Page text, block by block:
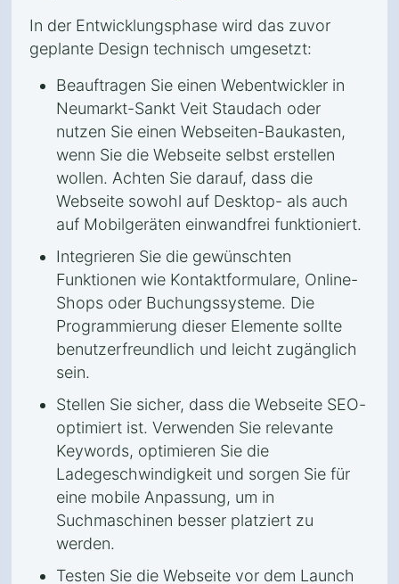
In der Entwicklungsphase wird das zuvor
geplante Design technisch umgesetzt:
Beauftragen Sie einen Webentwickler in
Neumarkt-Sankt Veit Staudach oder
nutzen Sie einen Webseiten-Baukasten,
wenn Sie die Webseite selbst erstellen
wollen. Achten Sie darauf, dass die
Webseite sowohl auf Desktop- als auch
auf Mobilgeräten einwandfrei funktioniert.
Integrieren Sie die gewünschten
Funktionen wie Kontaktformulare, Online-
Shops oder Buchungssysteme. Die
Programmierung dieser Elemente sollte
benutzerfreundlich und leicht zugänglich
sein.
Stellen Sie sicher, dass die Webseite SEO-
optimiert ist. Verwenden Sie relevante
Keywords, optimieren Sie die
Ladegeschwindigkeit und sorgen Sie für
eine mobile Anpassung, um in
Suchmaschinen besser platziert zu
werden.
Testen Sie die Webseite vor dem Launch